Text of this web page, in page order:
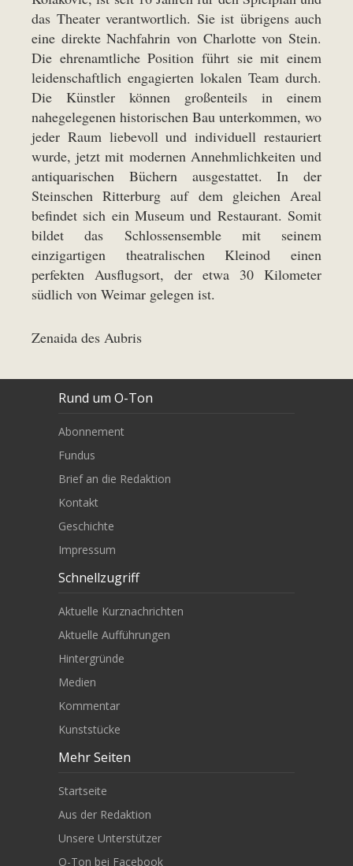
das Theater verantwortlich. Sie ist übrigens auch
eine direkte Nachfahrin von Charlotte von Stein.
Die ehrenamtliche Position führt sie mit einem
leidenschaftlich engagierten lokalen Team durch.
Die Künstler können großenteils in einem
nahegelegenen historischen Bau unterkommen, wo
jeder Raum liebevoll und individuell restauriert
wurde, jetzt mit modernen Annehmlichkeiten und
antiquarischen Büchern ausgestattet. In der
Steinschen Ritterburg auf dem gleichen Areal
befindet sich ein Museum und Restaurant. Somit
bildet das Schlossensemble mit seinem
einzigartigen theatralischen Kleinod einen
perfekten Ausflugsort, der etwa 30 Kilometer
südlich von Weimar gelegen ist.
Zenaida des Aubris
Rund um O-Ton
Abonnement
Fundus
Brief an die Redaktion
Kontakt
Geschichte
Impressum
Schnellzugriff
Aktuelle Kurznachrichten
Aktuelle Aufführungen
Hintergründe
Medien
Kommentar
Kunststücke
Mehr Seiten
Startseite
Aus der Redaktion
Unsere Unterstützer
O-Ton bei Facebook